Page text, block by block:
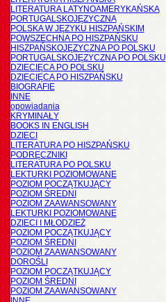
LITERATURA LATYNOAMERYKAŃSKA
PORTUGALSKOJĘZYCZNA
POLSKA W JĘZYKU HISZPAŃSKIM
POWSZECHNA PO HISZPAŃSKU
HISZPAŃSKOJĘZYCZNA PO POLSKU
PORTUGALSKOJĘZYCZNA PO POLSKU
DZIECIĘCA PO POLSKU
DZIECIĘCA PO HISZPAŃSKU
BIOGRAFIE
INNE
opowiadania
KRYMINAŁY
BOOKS IN ENGLISH
DZIECI
LITERATURA PO HISZPAŃSKU
PODRĘCZNIKI
LITERATURA PO POLSKU
LEKTURKI POZIOMOWANE
POZIOM POCZĄTKUJĄCY
POZIOM ŚREDNI
POZIOM ZAAWANSOWANY
LEKTURKI POZIOMOWANE
DZIECI I MŁODZIEŻ
POZIOM POCZĄTKUJĄCY
POZIOM ŚREDNI
POZIOM ZAAWANSOWANY
DOROŚLI
POZIOM POCZĄTKUJĄCY
POZIOM ŚREDNI
POZIOM ZAAWANSOWANY